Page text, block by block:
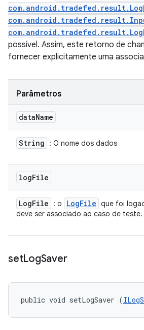
possível. Assim, este retorno de
fornecer explicitamente uma
Parâmetros
dataName
String : O nome dos dados
logFile
LogFile : o LogFile que foi
deve ser associado ao caso de teste.
setLogSaver
public void setLogSaver (